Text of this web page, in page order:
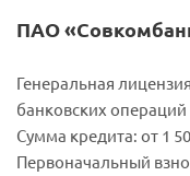
ПАО
Генеральная
банковских
Сумма кредита: от 1
Первоначальный